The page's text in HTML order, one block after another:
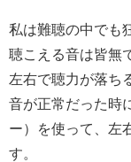
私は難聴の中でも
聴こえる音は皆無
左右で聴力が落ち
音が正常だった時
ー）を使って、左
す。